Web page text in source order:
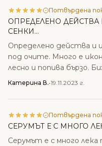
Потвърдена
ОПРЕДЕЛЕНО
СЕНКИ...
Определено действа и
под очите. Много е
лесно и попива бързо.
Катерина В.•19.11.2023 г.
Потвърдена
СЕРУМЪТ Е С МНОГО
Серумът е с много